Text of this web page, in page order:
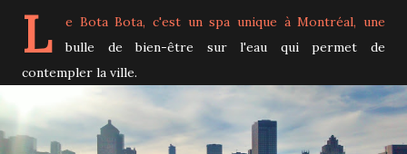
L e Bota Bota, c'est un spa unique à Montréal, une
bulle de bien-être sur l'eau qui permet de
contempler la ville.